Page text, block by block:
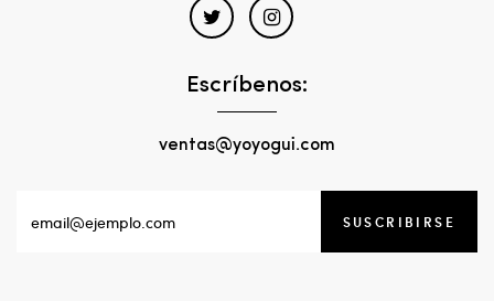
Escríbenos:
ventas@yoyogui.com
SUSCRIBIRSE